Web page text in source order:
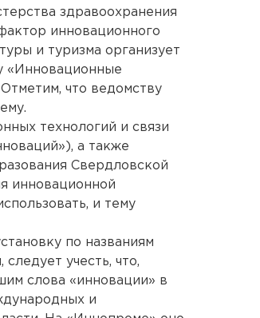
здравоохранения
инновационного
и туризма организует
«Инновационные
что ведомству
технологий и связи
а также
Свердловской
инновационной
и тему
по названиям
учесть, что,
слова «инновации» в
и